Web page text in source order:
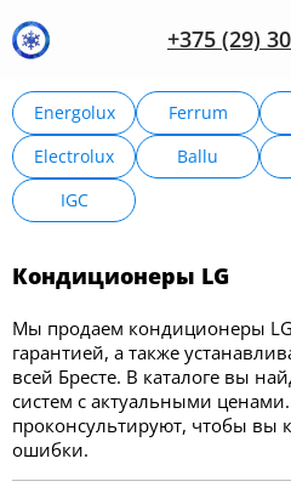
+375 (29)
Energolux Ferrum
Electrolux
Ballu
IGC
Кондиционеры LG
Мы продаем кондиционеры
гарантией, а также
всей Бресте. В каталоге вы
систем с актуальными
проконсультируют, чтобы вы
ошибки.